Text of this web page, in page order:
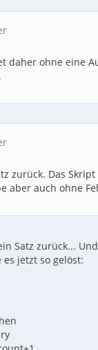
daher ohne eine
zurück. Das
aber auch ohne
Satz zurück...
es jetzt so gelöst: